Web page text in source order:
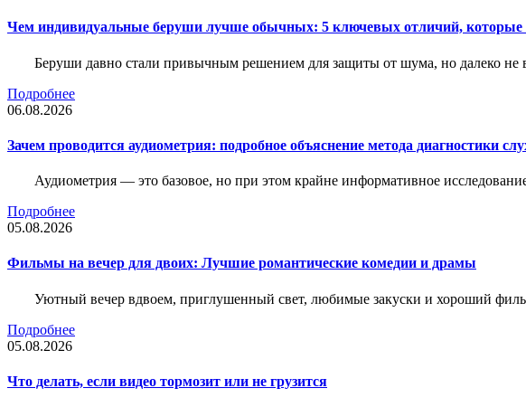
Чем индивидуальные беруши лучше обычных: 5 ключевых отличий, которые
Беруши давно стали привычным решением для защиты от шума, но далеко
Подробнее
06.08.2026
Зачем проводится аудиометрия: подробное объяснение метода диагностики
Аудиометрия — это базовое, но при этом крайне информативное
Подробнее
05.08.2026
Фильмы на вечер для двоих: Лучшие романтические комедии и драмы
Уютный вечер вдвоем, приглушенный свет, любимые закуски и хороший
Подробнее
05.08.2026
Что делать, если видео тормозит или не грузится